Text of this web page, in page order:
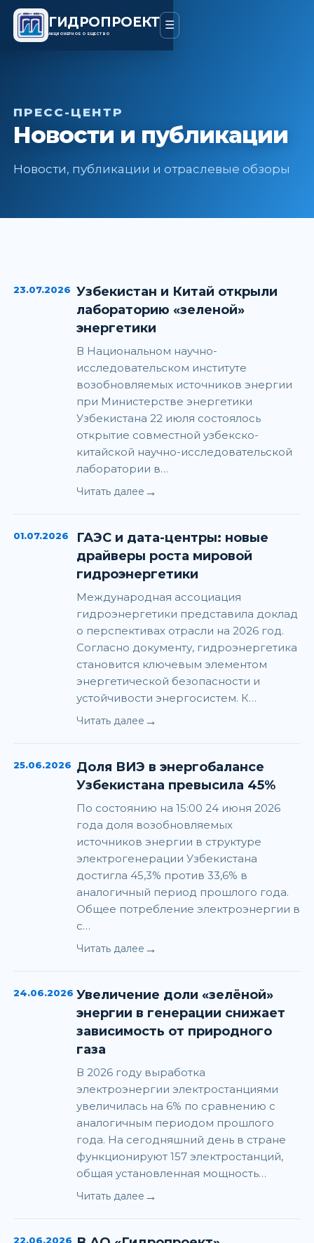
ГИДРОПРОЕКТ
АКЦИОНЕРНОЕ ОБЩЕСТВО
☰
ПРЕСС-ЦЕНТР
Новости и публикации
Новости, публикации и отраслевые обзоры
23.07.2026 Узбекистан и Китай открыли
лабораторию «зеленой»
энергетики
В Национальном научно-
исследовательском институте
возобновляемых источников энергии
при Министерстве энергетики
Узбекистана 22 июля состоялось
открытие совместной узбекско-
китайской научно-исследовательской
лаборатории в…
Читать далее →
01.07.2026
ГАЭС и дата-центры: новые
драйверы роста мировой
гидроэнергетики
Международная ассоциация
гидроэнергетики представила доклад
о перспективах отрасли на 2026 год.
Согласно документу, гидроэнергетика
становится ключевым элементом
энергетической безопасности и
устойчивости энергосистем. К…
Читать далее →
25.06.2026 Доля ВИЭ в энергобалансе
Узбекистана превысила 45%
По состоянию на 15:00 24 июня 2026
года доля возобновляемых
источников энергии в структуре
электрогенерации Узбекистана
достигла 45,3% против 33,6% в
аналогичный период прошлого года.
Общее потребление электроэнергии в
с…
Читать далее →
24.06.2026 Увеличение доли «зелёной»
энергии в генерации снижает
зависимость от природного
газа
В 2026 году выработка
электроэнергии электростанциями
увеличилась на 6% по сравнению с
аналогичным периодом прошлого
года. На сегодняшний день в стране
функционируют 157 электростанций,
общая установленная мощность…
Читать далее →
22.06.2026